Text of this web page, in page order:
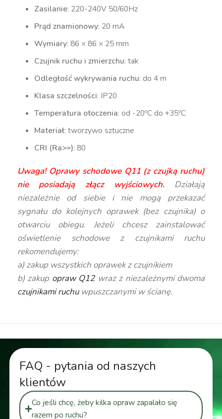
Zasilanie: 220-240V 50/60Hz
Prąd znamionowy: 20 mA
Wymiary: 86 × 86 × 25 mm
Czujnik ruchu i zmierzchu: tak
Odległość wykrywania ruchu: do 4 m
Klasa szczelności: IP20
Temperatura otoczenia: od -20ºC do +35ºC
Materiał: tworzywo sztuczne
CRI (Ra>=): 80
Uwaga! Oprawy schodowe Q11 (z czujką ruchu)
nie posiadają złącz wyjściowych.Działają
niezależnie od siebie i nie mogą przekazać
sygnału do kolejnych oprawek (bez czujnika) o
otwarciu obiegu. Jeżeli chcesz zainstalować
oświetlenie schodowe z czujnikami ruchu
rekomendujemy:
a) zakup wszystkich oprawek z czujnikiem
b) zakup opraw Q12wraz z niezależnymi dwoma
czujnikami ruchuwpuszczanymi w ścianę.
FAQ - pytania od naszych
klientów
Co jeśli chcę, żeby kilka opraw zapalało się
razem po ruchu?